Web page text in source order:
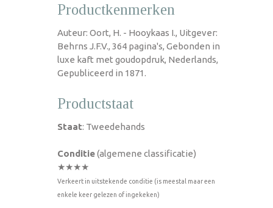
Productkenmerken
Auteur: Oort, H. - Hooykaas I., Uitgever:
Behrns J.F.V., 364 pagina's, Gebonden in
luxe kaft met goudopdruk, Nederlands,
Gepubliceerd in 1871.
Productstaat
Staat: Tweedehands
Conditie(algemene classificatie)
★★★★
Verkeert in uitstekende conditie (is meestal maar een
enkele keer gelezen of ingekeken)